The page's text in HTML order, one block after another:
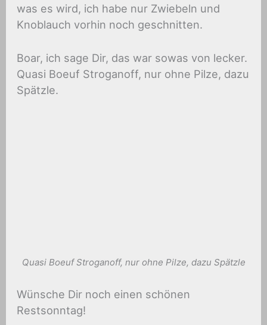
was es wird, ich habe nur Zwiebeln und
Knoblauch vorhin noch geschnitten.
Boar, ich sage Dir, das war sowas von lecker.
Quasi Boeuf Stroganoff, nur ohne Pilze, dazu
Spätzle.
Quasi Boeuf Stroganoff, nur ohne Pilze, dazu Spätzle
Wünsche Dir noch einen schönen
Restsonntag!